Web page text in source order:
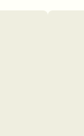
imunity